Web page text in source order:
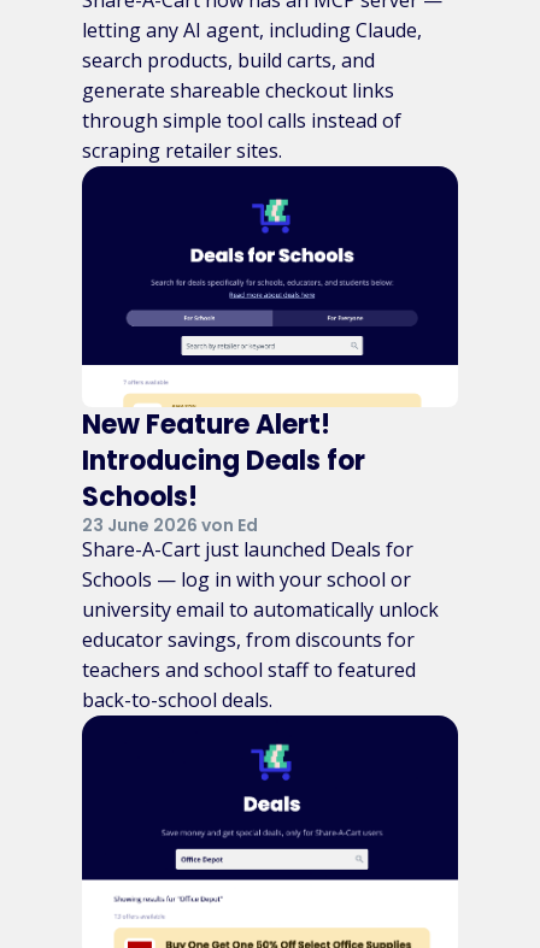
letting any AI agent, including Claude,
search products, build carts, and
generate shareable checkout links
through simple tool calls instead of
scraping retailer sites.
New Feature Alert!
Introducing Deals for
Schools!
23 June 2026 von Ed
Share-A-Cart just launched Deals for
Schools — log in with your school or
university email to automatically unlock
educator savings, from discounts for
teachers and school staff to featured
back-to-school deals.